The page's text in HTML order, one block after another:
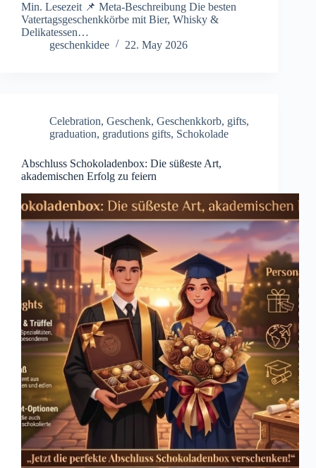
Min. Lesezeit 📌 Meta-Beschreibung Die besten
Vatertagsgeschenkkörbe mit Bier, Whisky &
Delikatessen…
geschenkidee
22. May 2026
Celebration, Geschenk, Geschenkkorb, gifts,
graduation, gradutions gifts, Schokolade
Abschluss Schokoladenbox: Die süßeste Art,
akademischen Erfolg zu feiern